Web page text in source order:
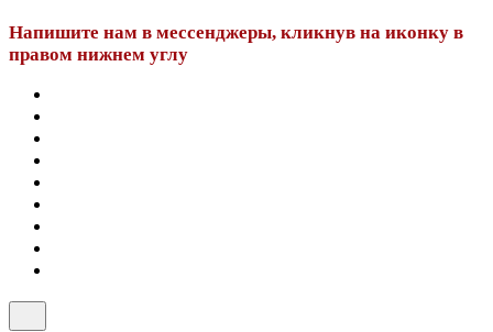
Напишите нам в мессенджеры, кликнув на иконку в
правом нижнем углу